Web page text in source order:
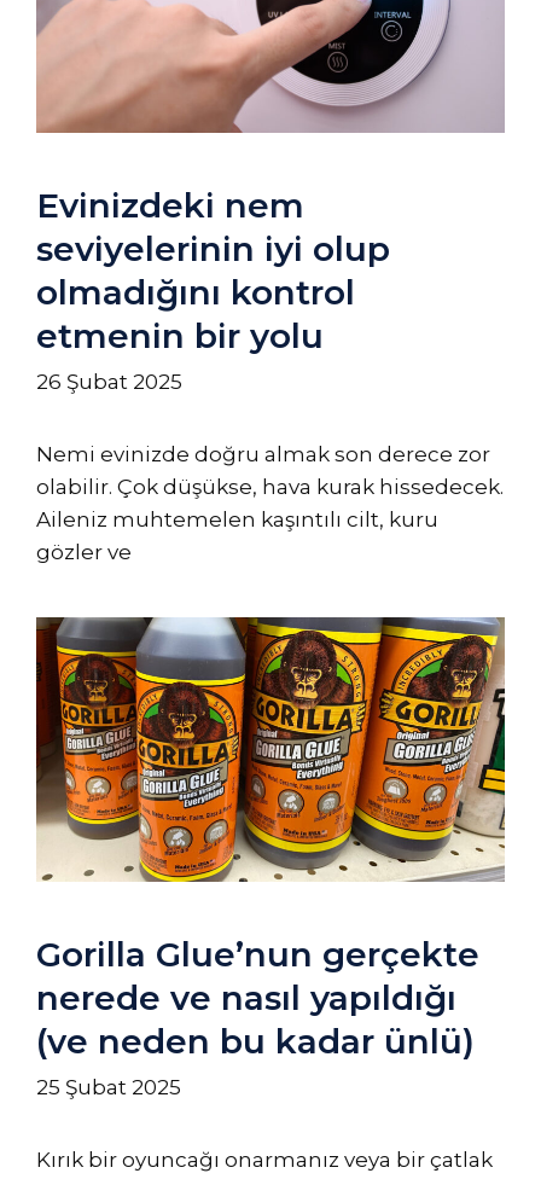
Evinizdeki nem
seviyelerinin iyi olup
olmadığını kontrol
etmenin bir yolu
26 Şubat 2025
Nemi evinizde doğru almak son derece zor
olabilir. Çok düşükse, hava kurak hissedecek.
Aileniz muhtemelen kaşıntılı cilt, kuru
gözler ve
Gorilla Glue’nun gerçekte
nerede ve nasıl yapıldığı
(ve neden bu kadar ünlü)
25 Şubat 2025
Kırık bir oyuncağı onarmanız veya bir çatlak